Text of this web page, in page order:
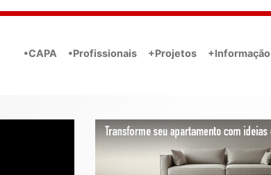
•CAPA •Profissionais +Projetos +Informação